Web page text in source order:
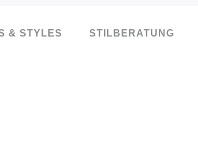
& STYLES STILBERATUNG